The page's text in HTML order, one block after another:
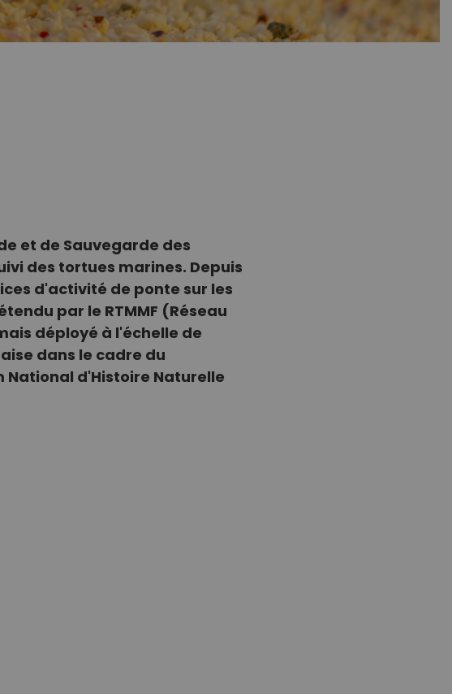
et de Sauvegarde des
des tortues marines. Depuis
d'activité de ponte sur les
par le RTMMF (Réseau
déployé à l'échelle de
dans le cadre du
d'Histoire Naturelle